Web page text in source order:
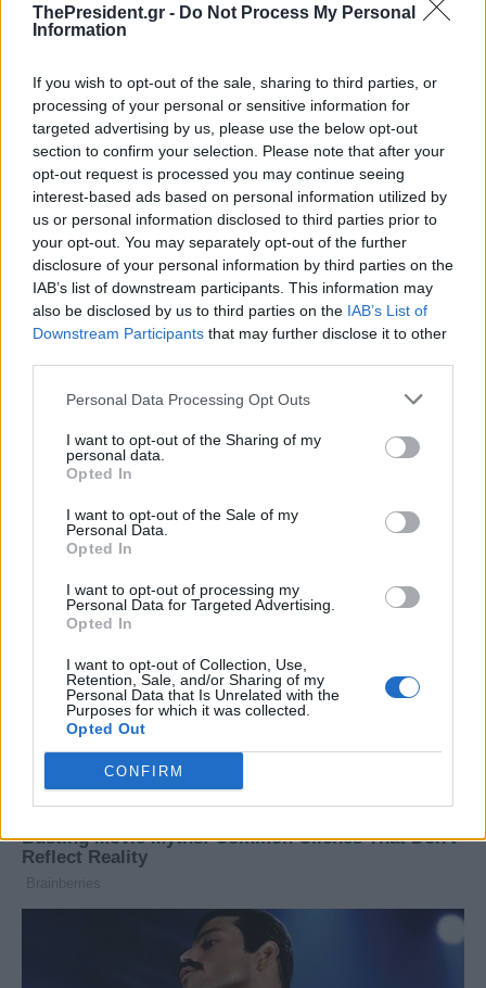
ThePresident.gr - Do Not Process My Personal
Information
If you wish to opt-out of the sale, sharing to third parties, or
processing of your personal or sensitive information for
targeted advertising by us, please use the below opt-out
section to confirm your selection. Please note that after your
opt-out request is processed you may continue seeing
interest-based ads based on personal information utilized by
us or personal information disclosed to third parties prior to
your opt-out. You may separately opt-out of the further
disclosure of your personal information by third parties on the
IAB’s list of downstream participants. This information may
also be disclosed by us to third parties on the IAB’s List of
Downstream Participants that may further disclose it to other
Personal Data Processing Opt Outs
I want to opt-out of the Sharing of my
personal data.
Opted In
I want to opt-out of the Sale of my
Personal Data.
Opted In
I want to opt-out of processing my
Personal Data for Targeted Advertising.
Opted In
I want to opt-out of Collection, Use,
Retention, Sale, and/or Sharing of my
Personal Data that Is Unrelated with the
Purposes for which it was collected.
Opted Out
CONFIRM
Στ.Παπασταύρου: Κάνουμε
πράξη στη Δυτική Ελλάδα το
μεγαλύτερο δημόσιο
συνεργατικό φωτοβολταϊκό
Σ.Παπασταύρου: Μέχρι μέσα
Μαΐου η παρουσίαση του
ειδικού χωροταξικού
σχεδιασμού για τις ΑΠΕ
Στ.Παπασταύρου: Τον
ερευνητική γεώτρηση - Η
καλό παράδειγμα ενεργειακού
μείγματος
στοχευμένα μέτρα και
ευελιξίες σε περίπτωση που η
κρίση συνεχιστεί